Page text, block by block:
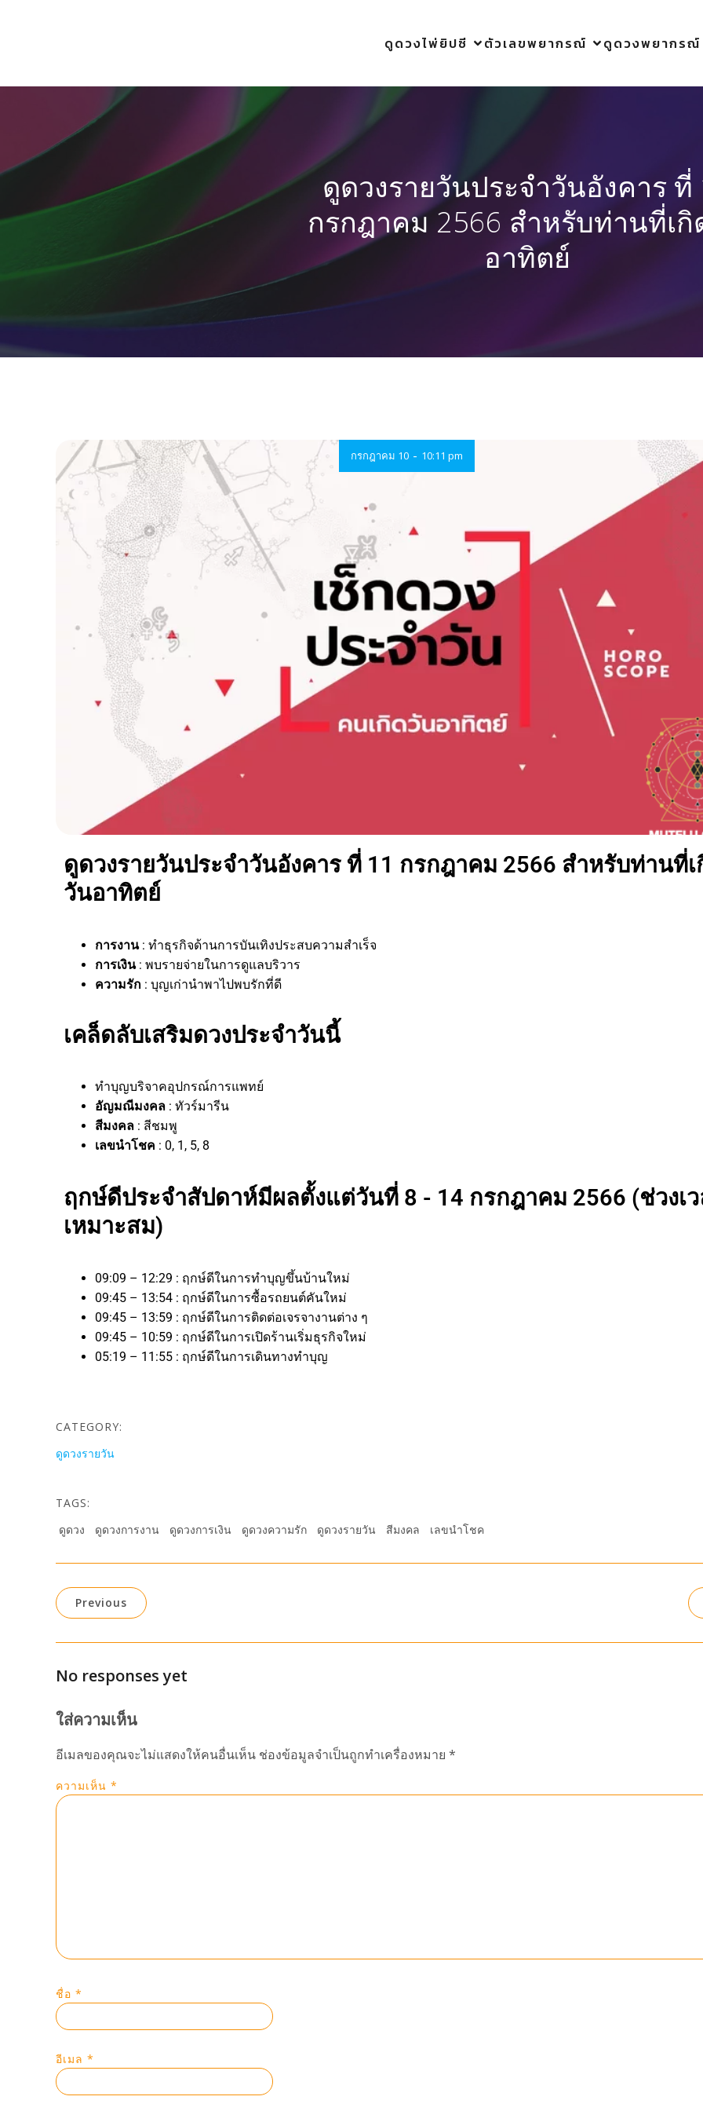
ดูดวงไพ่ยิปซี ตัวเลขพยากรณ์ ดูดวงพยากรณ์
ดูดวงรายวันประจำวันอังคาร ที่
กรกฎาคม 2566 สำหรับท่านที่เ
อาทิตย์
กรกฎาคม 10 - 10:11 pm
ดูดวงรายวันประจำวันอังคาร ที่ 11 กรกฎาคม 2566 สำหรับท่านที่
วันอาทิตย์
การงาน : ทำธุรกิจด้านการบันเทิงประสบความสำเร็จ
การเงิน : พบรายจ่ายในการดูแลบริวาร
ความรัก : บุญเก่านำพาไปพบรักที่ดี
เคล็ดลับเสริมดวงประจำวันนี้
ทำบุญบริจาคอุปกรณ์การแพทย์
อัญมณีมงคล : ทัวร์มารีน
สีมงคล : สีชมพู
เลขนำโชค : 0, 1, 5, 8
ฤกษ์ดีประจำสัปดาห์มีผลตั้งแต่วันที่ 8 - 14 กรกฎาคม 2566 (ช่วงเ
เหมาะสม)
09:09 – 12:29 : ฤกษ์ดีในการทำบุญขึ้นบ้านใหม่
09:45 – 13:54 : ฤกษ์ดีในการซื้อรถยนต์คันใหม่
09:45 – 13:59 : ฤกษ์ดีในการติดต่อเจรจางานต่าง ๆ
09:45 – 10:59 : ฤกษ์ดีในการเปิดร้านเริ่มธุรกิจใหม่
05:19 – 11:55 : ฤกษ์ดีในการเดินทางทำบุญ
CATEGORY:
ดูดวงรายวัน
TAGS:
ดูดวง
ดูดวงการงาน ดูดวงการเงิน ดูดวงความรัก ดูดวงรายวัน สีมงคล เลขนำโชค
Previous
No responses yet
ใส่ความเห็น
อีเมลของคุณจะไม่แสดงให้คนอื่นเห็น ช่องข้อมูลจำเป็นถูกทำเครื่องหมาย *
ความเห็น *
ชื่อ *
อีเมล *